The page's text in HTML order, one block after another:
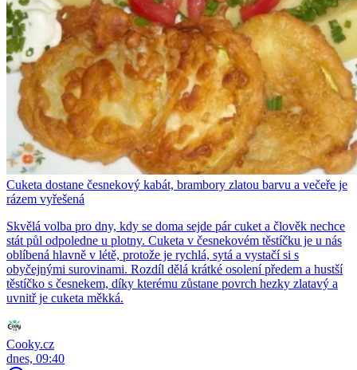
Cuketa dostane česnekový kabát, brambory zlatou barvu a večeře je
rázem vyřešená
Skvělá volba pro dny, kdy se doma sejde pár cuket a člověk nechce
stát půl odpoledne u plotny. Cuketa v česnekovém těstíčku je u nás
oblíbená hlavně v létě, protože je rychlá, sytá a vystačí si s
obyčejnými surovinami. Rozdíl dělá krátké osolení předem a hustší
těstíčko s česnekem, díky kterému zůstane povrch hezky zlatavý a
uvnitř je cuketa měkká.
Cooky.cz
dnes, 09:40